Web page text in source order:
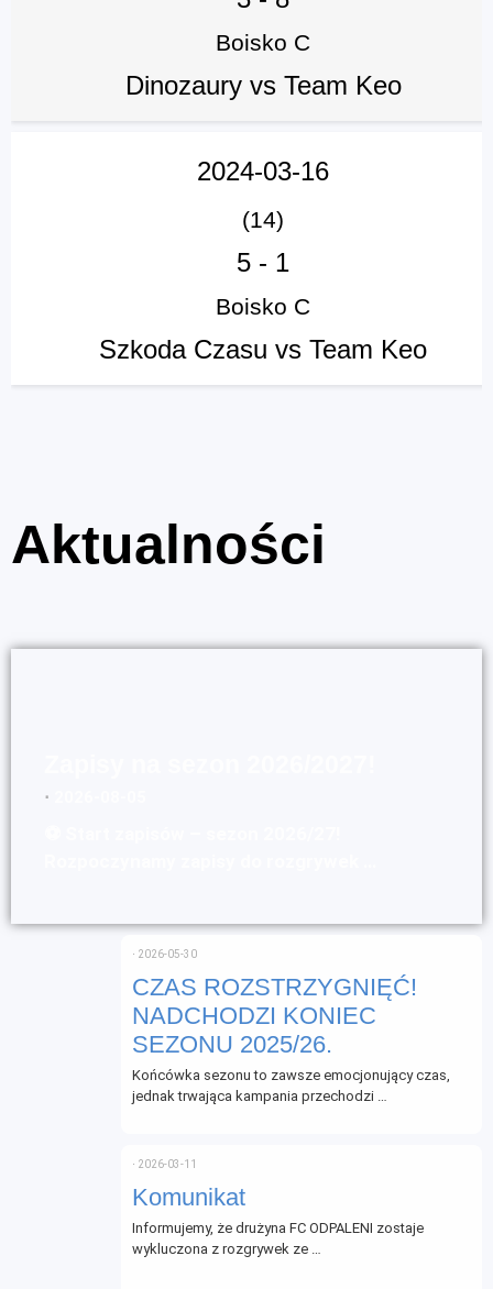
Boisko C
Dinozaury vs Team Keo
2024-03-16
(14)
5 - 1
Boisko C
Szkoda Czasu vs Team Keo
Aktualności
⋅
CZAS ROZSTRZYGNIĘĆ!
NADCHODZI KONIEC
SEZONU 2025/26.
⋅ 2026-05-30
Końcówka sezonu to zawsze emocjonujący czas,
jednak trwająca kampania przechodzi …
Komunikat
⋅ 2026-03-11
Informujemy, że drużyna FC ODPALENI zostaje
wykluczona z rozgrywek ze …